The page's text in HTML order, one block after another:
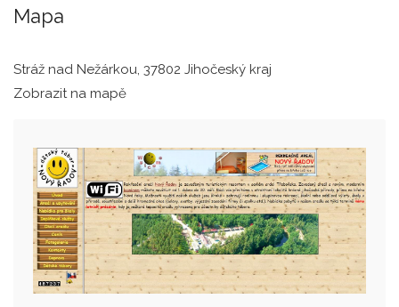
Mapa
Stráž nad Nežárkou, 37802 Jihočeský kraj
Zobrazit na mapě